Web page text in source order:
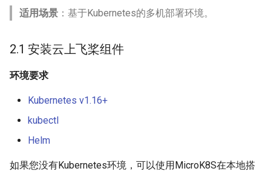
适用场景 ：基于Kubernetes的多机部署环境。
2.1 安装云上飞桨组件
环境要求
Kubernetes v1.16+
kubectl
Helm
如果您没有Kubernetes环境，可以使用MicroK8S在本地搭